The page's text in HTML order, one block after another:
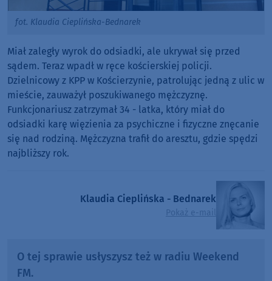
fot. Klaudia Cieplińska-Bednarek
Miał zaległy wyrok do odsiadki, ale ukrywał się przed
sądem. Teraz wpadł w ręce kościerskiej policji.
Dzielnicowy z KPP w Kościerzynie, patrolując jedną z ulic w
mieście, zauważył poszukiwanego mężczyznę.
Funkcjonariusz zatrzymał 34 - latka, który miał do
odsiadki karę więzienia za psychiczne i fizyczne znęcanie
się nad rodziną. Mężczyzna trafił do aresztu, gdzie spędzi
najbliższy rok.
Klaudia Cieplińska - Bednarek
Pokaż e-mail
O tej sprawie usłyszysz też w radiu Weekend
FM.